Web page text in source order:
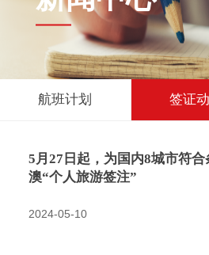
航班计划 签证
5月27日起，为国内8城市符
澳“个人旅游签注”
2024-05-10